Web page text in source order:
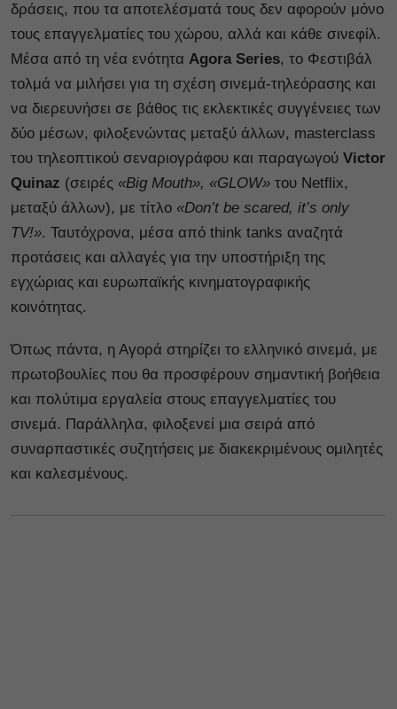
δράσεις, που τα αποτελέσματά τους δεν αφορούν μόνο
τους επαγγελματίες του χώρου, αλλά και κάθε σινεφίλ.
Μέσα από τη νέα ενότητα Agora Series, το Φεστιβάλ
τολμά να μιλήσει για τη σχέση σινεμά-τηλεόρασης και
να διερευνήσει σε βάθος τις εκλεκτικές συγγένειες των
δύο μέσων, φιλοξενώντας μεταξύ άλλων, masterclass
του τηλεοπτικού σεναριογράφου και παραγωγού Victor
Quinaz (σειρές «Big Mouth», «GLOW» του Netflix,
μεταξύ άλλων), με τίτλο «Don’t be scared, it’s only
TV!». Ταυτόχρονα, μέσα από think tanks αναζητά
προτάσεις και αλλαγές για την υποστήριξη της
εγχώριας και ευρωπαϊκής κινηματογραφικής
κοινότητας.
Όπως πάντα, η Αγορά στηρίζει το ελληνικό σινεμά, με
πρωτοβουλίες που θα προσφέρουν σημαντική βοήθεια
και πολύτιμα εργαλεία στους επαγγελματίες του
σινεμά. Παράλληλα, φιλοξενεί μια σειρά από
συναρπαστικές συζητήσεις με διακεκριμένους ομιλητές
και καλεσμένους.